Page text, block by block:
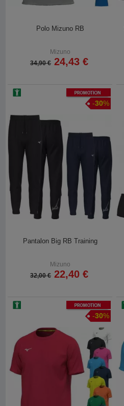
Polo Mizuno RB
Mizuno
34,90 € 24,43 €
Promotion
-30%
Pantalon Big RB Training
Mizuno
32,00 € 22,40 €
Promotion
-30%